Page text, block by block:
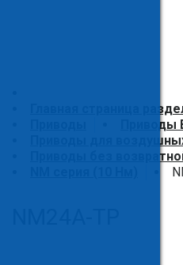
Главная страница
Приводы
Приводы для
Приводы без